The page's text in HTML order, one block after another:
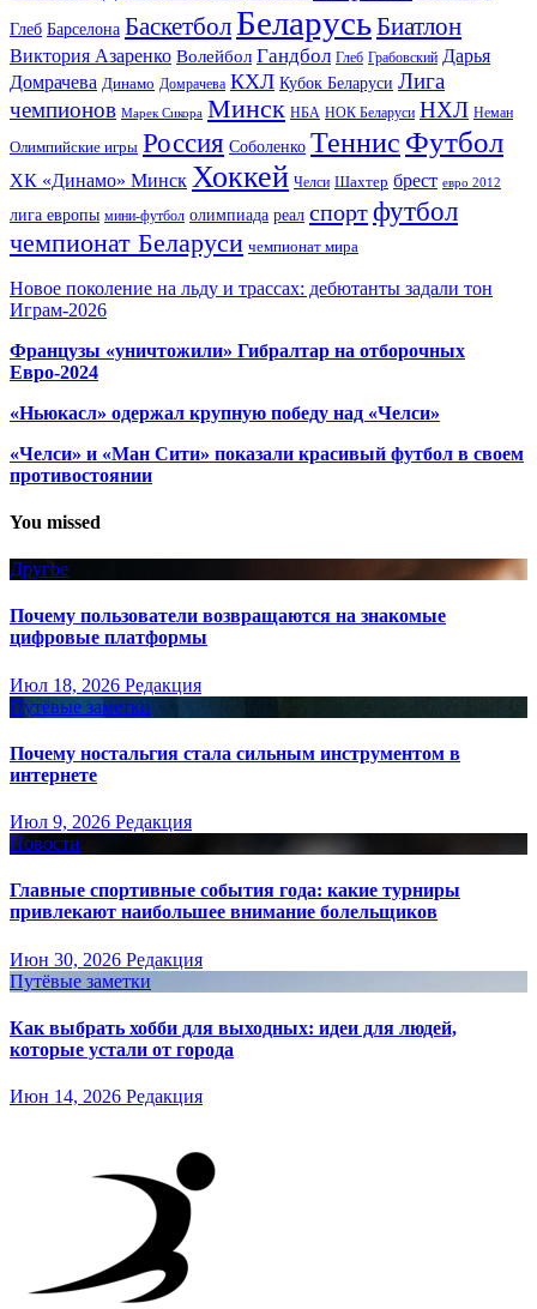
Глеб Барселона Баскетбол БеларусьБиатлон
Виктория Азаренко Волейбол Гандбол Глеб Грабовский Дарья
Домрачева Динамо Домрачева КХЛ Кубок Беларуси Лига
чемпионов Марек Сикора Минск НБА НОК Беларуси НХЛ Неман
Олимпийские игры Россия Соболенко Теннис Футбол
ХК «Динамо» Минск Хоккей Челси Шахтер брест евро 2012
лига европы мини-футбол олимпиада реал спортфутбол
чемпионат Беларуси чемпионат мира
Новое поколение на льду и трассах: дебютанты задали тон
Играм-2026
Французы «уничтожили» Гибралтар на отборочных
Евро-2024
«Ньюкасл» одержал крупную победу над «Челси»
«Челси» и «Ман Сити» показали красивый футбол в своем
противостоянии
You missed
Другое
Почему пользователи возвращаются на знакомые
цифровые платформы
Июл 18, 2026 Редакция
Путёвые заметки
Почему ностальгия стала сильным инструментом в
интернете
Июл 9, 2026 Редакция
Новости
Главные спортивные события года: какие турниры
привлекают наибольшее внимание болельщиков
Июн 30, 2026 Редакция
Путёвые заметки
Как выбрать хобби для выходных: идеи для людей,
которые устали от города
Июн 14, 2026 Редакция